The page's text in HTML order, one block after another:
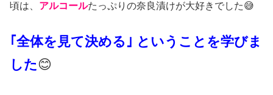
頃は、 アルコールたっぷりの奈良漬けが大好きでした😅
｢全体を見て決める｣ ということを学びま
した😊